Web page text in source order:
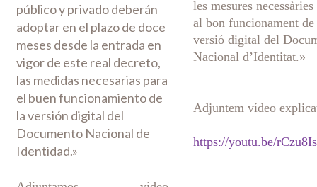
público y privado deberán
adoptar en el plazo de doce
meses desde la entrada en
vigor de este real decreto,
las medidas necesarias para
el buen funcionamiento de
la versión digital del
Documento Nacional de
Identidad.»
les mesures necessàries
al bon funcionament
versió digital del
Nacional d’Identitat.»
Adjuntem vídeo
https://youtu.be/